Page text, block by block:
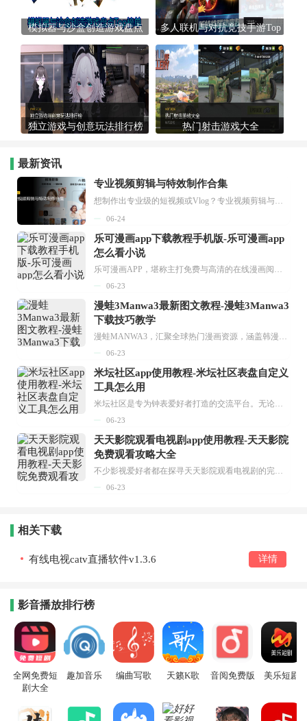
模拟器与沙盒创造游戏盘点
多人联机与对抗竞技手游Top
独立游戏与创意玩法排行榜 热门射击游戏大全
最新资讯
专业视频剪辑与特效制作合集
想制作出专业级的短视频或Vlog？专业视频剪辑与特效制作大全专题为你提供了从剪辑、抠像到特效包装的全套解决方案。无论是添加炫酷的片头、进行精准的视频抠图，还是制...
06-24
乐可漫画app下载教程手机版-乐可漫画app
怎么看小说
06-23
漫蛙3Manwa3最新图文教程-漫蛙3Manwa3
下载技巧教学
06-23
米坛社区app使用教程-米坛社区表盘自定义
工具怎么用
06-23
天天影院观看电视剧app使用教程-天天影院
免费观看攻略大全
06-23
相关下载
有线电视catv直播软件v1.3.6 详情
影音播放排行榜
全网免费短
剧大全
趣加音乐 编曲写歌 天籁K歌 音阅免费版 美乐短剧